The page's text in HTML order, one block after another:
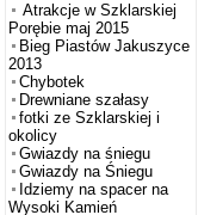
Atrakcje w Szklarskiej
Porębie maj 2015
Bieg Piastów Jakuszyce
2013
Chybotek
Drewniane szałasy
fotki ze Szklarskiej i
okolicy
Gwiazdy na śniegu
Gwiazdy na Śniegu
Idziemy na spacer na
Wysoki Kamień